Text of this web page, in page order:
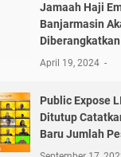
Jamaah Haji
Banjarmasin
Diberangkatkan
April 19, 2024
Public Expose
Ditutup
Baru Jumlah